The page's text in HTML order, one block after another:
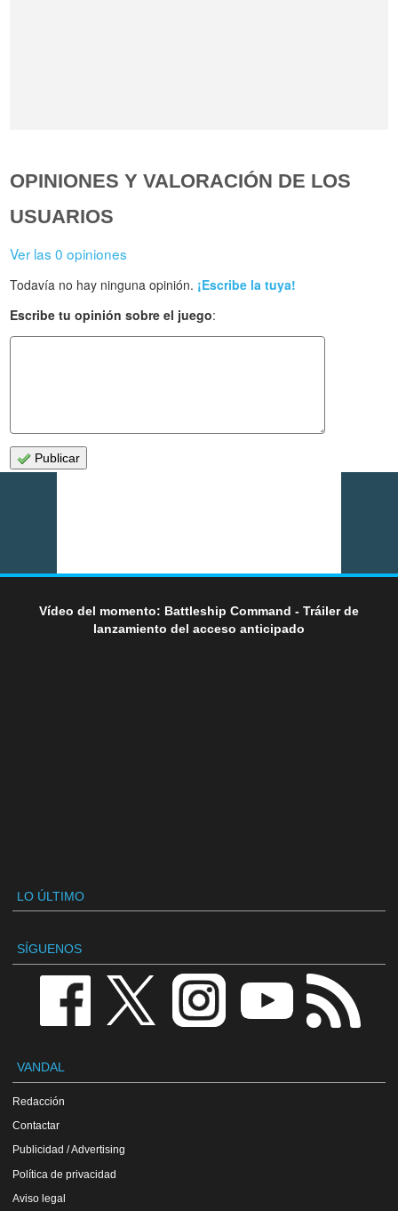
OPINIONES Y VALORACIÓN DE LOS
USUARIOS
Ver las 0 opiniones
Todavía no hay ninguna opinión. ¡Escribe la tuya!
Escribe tu opinión sobre el juego:
Publicar
Vídeo del momento: Battleship Command - Tráiler de
lanzamiento del acceso anticipado
LO ÚLTIMO
SÍGUENOS
VANDAL
Redacción
Contactar
Publicidad / Advertising
Política de privacidad
Aviso legal